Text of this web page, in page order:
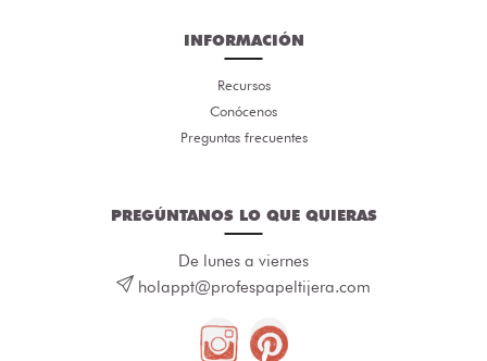
INFORMACIÓN
Recursos
Conócenos
Preguntas frecuentes
PREGÚNTANOS LO QUE QUIERAS
De lunes a viernes
holappt@profespapeltijera.com